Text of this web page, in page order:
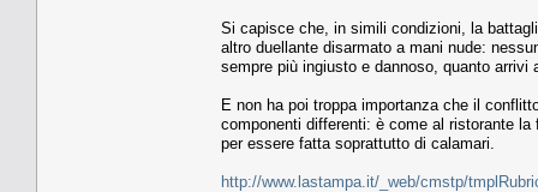
Si capisce che, in simili condizioni, la
altro duellante disarmato a mani nude:
sempre più ingiusto e dannoso, quanto
E non ha poi troppa importanza che il
componenti differenti: è come al ristorante
per essere fatta soprattutto di calamari.
http://www.lastampa.it/_web/cmstp/